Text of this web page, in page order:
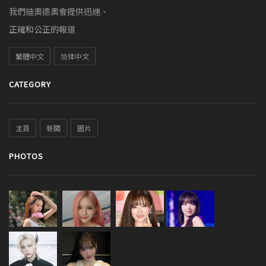
我們迪奧德奧會提供迅速、
正確和公正的報道
繁體中文 简体中文
CATEGORY
主頁 新聞 圖片
PHOTOS